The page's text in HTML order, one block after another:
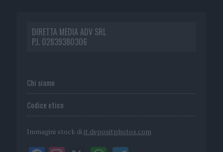
DIRETTA MEDIA ADV SRL
P.I. 02839380306
Chi siamo
Codice etico
Immagini stock di it.depositphotos.com